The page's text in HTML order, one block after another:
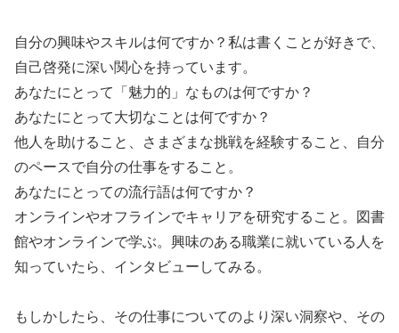
自分の興味やスキルは何ですか？私は書くことが好きで、
自己啓発に深い関心を持っています。
あなたにとって「魅力的」なものは何ですか？
あなたにとって大切なことは何ですか？
他人を助けること、さまざまな挑戦を経験すること、自分
のペースで自分の仕事をすること。
あなたにとっての流行語は何ですか？
オンラインやオフラインでキャリアを研究すること。図書
館やオンラインで学ぶ。興味のある職業に就いている人を
知っていたら、インタビューしてみる。
もしかしたら、その仕事についてのより深い洞察や、その